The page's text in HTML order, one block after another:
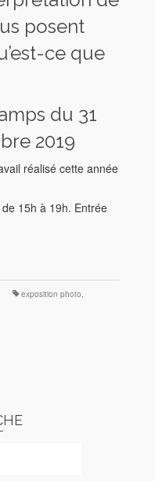
posent
ce que
du 31
2019
réalisé cette année
15h à 19h. Entrée
exposition photo